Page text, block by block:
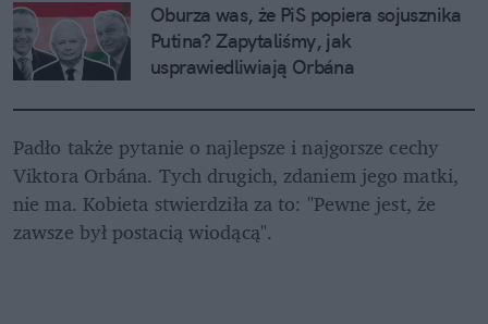
Oburza was, że PiS popiera sojusznika
Putina? Zapytaliśmy, jak
usprawiedliwiają Orbána
Padło także pytanie o najlepsze i najgorsze cechy
Viktora Orbána. Tych drugich, zdaniem jego matki,
nie ma. Kobieta stwierdziła za to: "Pewne jest, że
zawsze był postacią wiodącą".